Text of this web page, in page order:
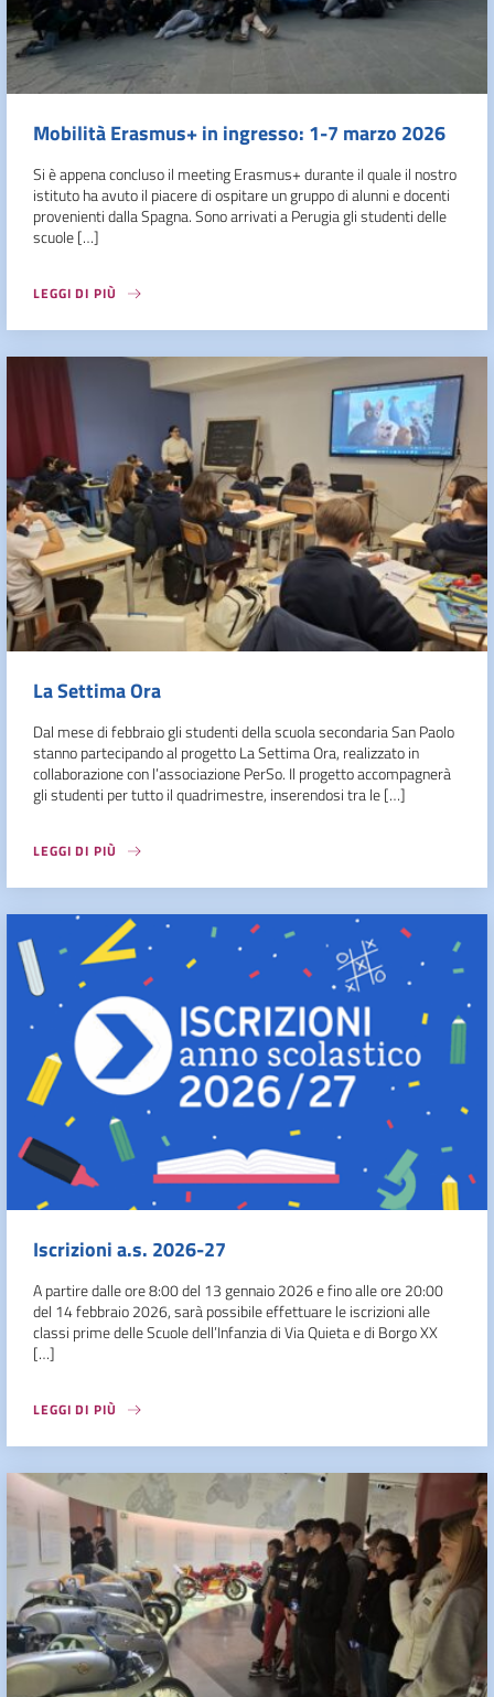
Mobilità Erasmus+ in ingresso: 1-7 marzo 2026
Si è appena concluso il meeting Erasmus+ durante il quale il nostro
istituto ha avuto il piacere di ospitare un gruppo di alunni e docenti
provenienti dalla Spagna. Sono arrivati a Perugia gli studenti delle
scuole […]
LEGGI DI PIÙ
La Settima Ora
Dal mese di febbraio gli studenti della scuola secondaria San Paolo
stanno partecipando al progetto La Settima Ora, realizzato in
collaborazione con l’associazione PerSo. Il progetto accompagnerà
gli studenti per tutto il quadrimestre, inserendosi tra le […]
LEGGI DI PIÙ
Iscrizioni a.s. 2026-27
A partire dalle ore 8:00 del 13 gennaio 2026 e fino alle ore 20:00
del 14 febbraio 2026, sarà possibile effettuare le iscrizioni alle
classi prime delle Scuole dell’Infanzia di Via Quieta e di Borgo XX
[…]
LEGGI DI PIÙ